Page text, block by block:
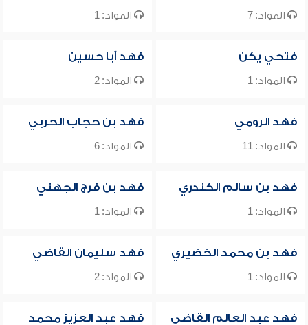
المواد: 7 المواد: 1
فتحي يكن
المواد: 1
فهد أبا حسين
المواد: 2
فهد الرومي
المواد: 11
فهد بن حجاب الحربي
المواد: 6
فهد بن سالم الكندري
المواد: 1
فهد بن فرج الجهني
المواد: 1
فهد بن محمد الخضيري
المواد: 1
فهد سليمان القاضي
المواد: 2
فهد عبد العالم القاضي فهد عبد العزيز محمد